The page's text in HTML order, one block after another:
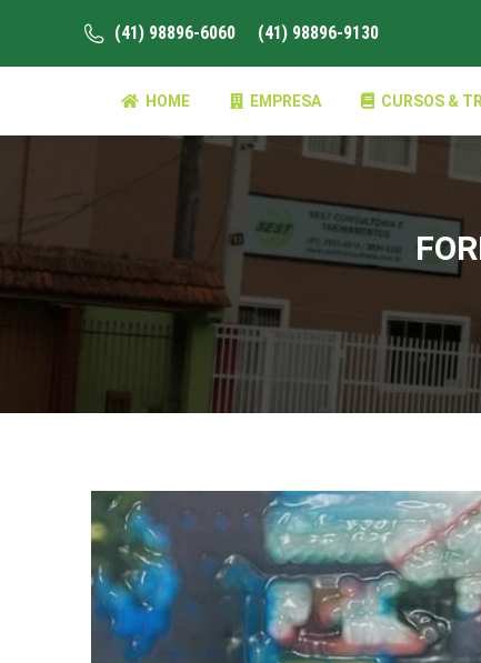
(41) 98896-6060 (41) 98896-9130
HOME EMPRESA CURSOS &